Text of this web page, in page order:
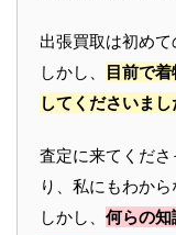
出張買取は初めて
しかし、
目前で
してくださいまし
査定に来てくだ
り、私にもわから
しかし、 何らの